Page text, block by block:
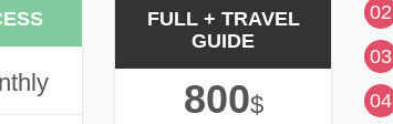
FULL + TRAVEL
GUIDE
800$
02
03
04